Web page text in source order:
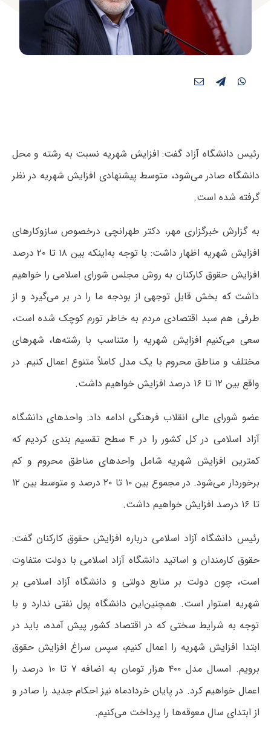
رئیس دانشگاه آزاد گفت: افزایش شهریه نسبت به رشته و محل
دانشگاه صادر می‌شود، متوسط پیشنهادی افزایش شهریه در نظر
گرفته شده است.
به گزارش خبرگزاری مهر، دکتر طهرانچی درخصوص سازوکارهای
افزایش شهریه اظهار داشت: با توجه به‌اینکه بین ۱۸ تا ۲۰ درصد
افزایش حقوق کارکنان به روش مجلس شورای اسلامی را خواهیم
داشت که بخش قابل توجهی از بودجه ما را در بر می‌گیرد و از
طرفی هم سبد اقتصادی مردم به خاطر تورم کوچک شده است،
سعی می‌کنیم افزایش شهریه را متناسب با رشته‌ها، شهرهای
مختلف و مناطق محروم با یک مدل کاملاً متنوع اعمال کنیم. در
واقع بین ۱۲ تا ۱۶ درصد افزایش خواهیم داشت.
عضو شورای عالی انقلاب فرهنگی ادامه داد: واحدهای دانشگاه
آزاد اسلامی در کل کشور را در ۴ سطح تقسیم بندی کردیم که
کمترین افزایش شهریه شامل واحدهای مناطق محروم و کم
برخوردار می‌شود. در مجموع بین ۱۰ تا ۲۰ درصد و متوسط بین ۱۲
تا ۱۶ درصد افزایش خواهیم داشت.
رئیس دانشگاه آزاد اسلامی درباره افزایش حقوق کارکنان گفت:
حقوق کارمندان و اساتید دانشگاه آزاد اسلامی با دولت متفاوت
است، چون دولت بر منابع دولتی و دانشگاه آزاد اسلامی بر
شهریه استوار است. همچنین‌این دانشگاه پول نفتی ندارد و با
توجه به شرایط سختی که در اقتصاد کشور پیش آمده، باید در
ابتدا افزایش شهریه را اعمال کنیم، سپس سراغ افزایش حقوق
برویم. امسال مدل ۴۰۰ هزار تومان به اضافه ۷ تا ۱۰ درصد را
اعمال خواهیم کرد. در پایان خردادماه نیز احکام جدید را صادر و
از ابتدای سال معوقه‌ها را پرداخت می‌کنیم.